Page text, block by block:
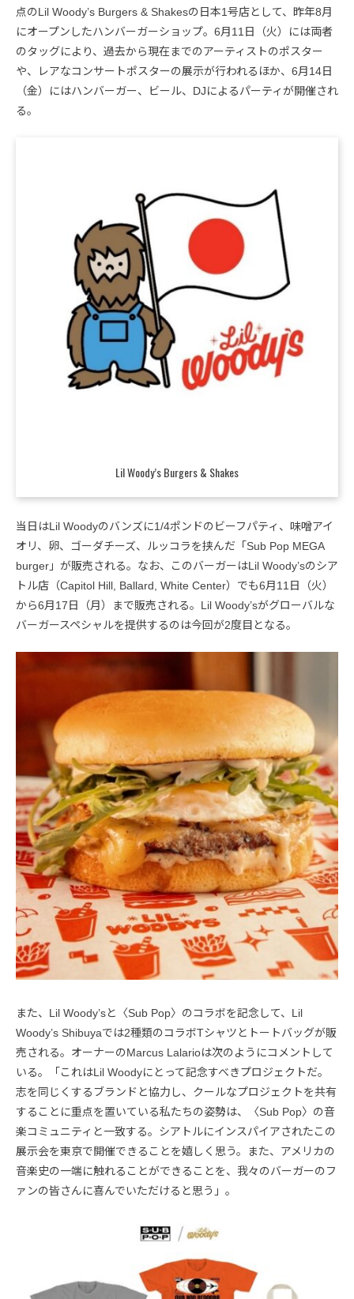
点のLil Woody’s Burgers & Shakesの日本1号店として、昨年8月
にオープンしたハンバーガーショップ。6月11日（火）には両者
のタッグにより、過去から現在までのアーティストのポスター
や、レアなコンサートポスターの展示が行われるほか、6月14日
（金）にはハンバーガー、ビール、DJによるパーティが開催され
る。
Lil Woody’s Burgers & Shakes
当日はLil Woodyのバンズに1/4ポンドのビーフパティ、味噌アイ
オリ、卵、ゴーダチーズ、ルッコラを挟んだ「Sub Pop MEGA
burger」が販売される。なお、このバーガーはLil Woody’sのシア
トル店（Capitol Hill, Ballard, White Center）でも6月11日（火）
から6月17日（月）まで販売される。Lil Woody’sがグローバルな
バーガースペシャルを提供するのは今回が2度目となる。
また、Lil Woody’sと〈Sub Pop〉のコラボを記念して、Lil
Woody’s Shibuyaでは2種類のコラボTシャツとトートバッグが販
売される。オーナーのMarcus Lalarioは次のようにコメントして
いる。「これはLil Woodyにとって記念すべきプロジェクトだ。
志を同じくするブランドと協力し、クールなプロジェクトを共有
することに重点を置いている私たちの姿勢は、〈Sub Pop〉の音
楽コミュニティと一致する。シアトルにインスパイアされたこの
展示会を東京で開催できることを嬉しく思う。また、アメリカの
音楽史の一端に触れることができることを、我々のバーガーのフ
ァンの皆さんに喜んでいただけると思う」。